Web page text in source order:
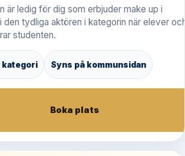
är ledig för dig som erbjuder make up i
den tydliga aktören i kategorin när elever
studenten.
kategori Syns på kommunsidan
Boka plats